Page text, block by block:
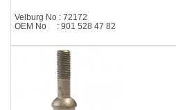
Velburg No : 72172
OEM No : 901 528 47 82